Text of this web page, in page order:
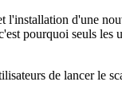
l'installation d'une
pourquoi seuls les
de lancer le